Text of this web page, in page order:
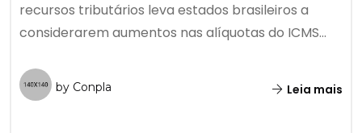
recursos tributários leva estados brasileiros a
considerarem aumentos nas alíquotas do ICMS...
by Conpla Leia mais